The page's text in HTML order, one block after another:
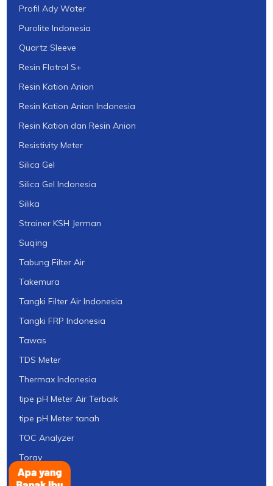
Profil Ady Water
Purolite Indonesia
Quartz Sleeve
Resin Flotrol S+
Resin Kation Anion
Resin Kation Anion Indonesia
Resin Kation dan Resin Anion
Resistivity Meter
Silica Gel
Silica Gel Indonesia
Silika
Strainer KSH Jerman
Suqing
Tabung Filter Air
Takemura
Tangki Filter Air Indonesia
Tangki FRP Indonesia
Tawas
TDS Meter
Thermax Indonesia
tipe pH Meter Air Terbaik
tipe pH Meter tanah
TOC Analyzer
Toray
TSS Meter